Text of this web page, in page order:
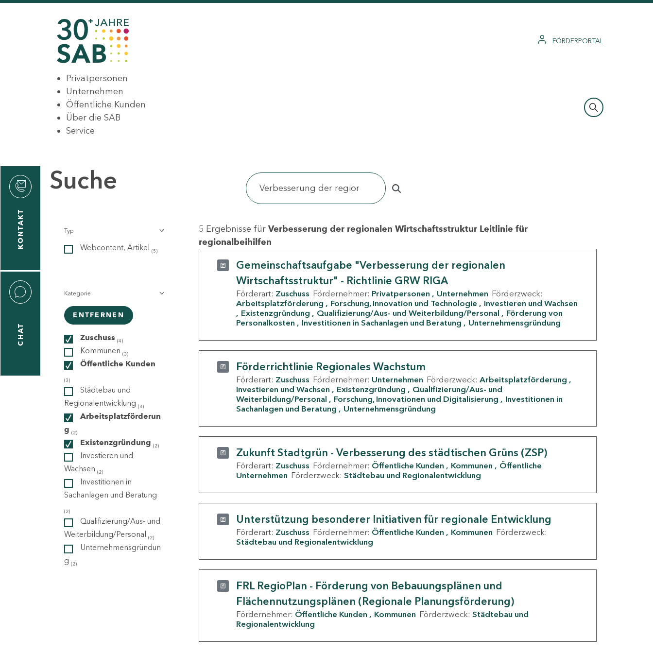
FÖRDERPORTAL
Privatpersonen
Unternehmen
Öffentliche Kunden
Über die SAB
Service
KONTAKT
CHAT
Suche
Typ
Webcontent, Artikel (5)
Kategorie
ENTFERNEN
Zuschuss (4)
Kommunen (3)
Öffentliche Kunden
(3)
Städtebau und
Regionalentwicklung (3)
Arbeitsplatzförderun
g (2)
Existenzgründung (2)
Investieren und
Wachsen (2)
Investitionen in
Sachanlagen und Beratung
(2)
Qualifizierung/Aus- und
Weiterbildung/Personal (2)
Unternehmensgründun
g (2)
5 Ergebnisse für Verbesserung der regionalen Wirtschaftsstruktur Leitlinie für
regionalbeihilfen
Gemeinschaftsaufgabe "Verbesserung der regionalen
Wirtschaftsstruktur" - Richtlinie GRW RIGA
Förderart: Zuschuss Fördernehmer: Privatpersonen Unternehmen Förderzweck:
Arbeitsplatzförderung
Forschung, Innovation und Technologie
Investieren und Wachsen
Existenzgründung
Qualifizierung/Aus- und Weiterbildung/Personal
Förderung von
Personalkosten
Investitionen in Sachanlagen und Beratung Unternehmensgründung
Förderrichtlinie Regionales Wachstum
Förderart: Zuschuss Fördernehmer: Unternehmen Förderzweck: Arbeitsplatzförderung
Investieren und Wachsen
Existenzgründung
Qualifizierung/Aus- und
Weiterbildung/Personal
Forschung, Innovationen und Digitalisierung
Investitionen in
Sachanlagen und Beratung
Unternehmensgründung
Zukunft Stadtgrün - Verbesserung des städtischen Grüns (ZSP)
Förderart: Zuschuss Fördernehmer: Öffentliche Kunden Kommunen
Öffentliche
Unternehmen Förderzweck: Städtebau und Regionalentwicklung
Unterstützung besonderer Initiativen für regionale Entwicklung
Förderart: Zuschuss Fördernehmer: Öffentliche Kunden Kommunen Förderzweck:
Städtebau und Regionalentwicklung
FRL RegioPlan - Förderung von Bebauungsplänen und
Flächennutzungsplänen (Regionale Planungsförderung)
Fördernehmer: Öffentliche Kunden Kommunen Förderzweck: Städtebau und
Regionalentwicklung